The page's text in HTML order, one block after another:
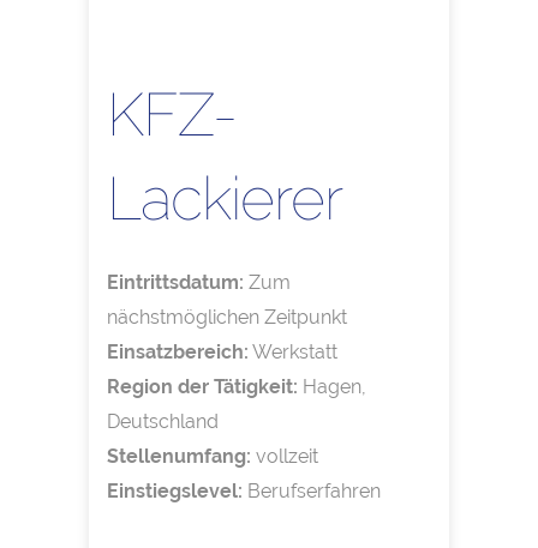
KFZ-
Lackierer
Eintrittsdatum: Zum
nächstmöglichen Zeitpunkt
Einsatzbereich: Werkstatt
Region der Tätigkeit: Hagen,
Deutschland
Stellenumfang: vollzeit
Einstiegslevel: Berufserfahren